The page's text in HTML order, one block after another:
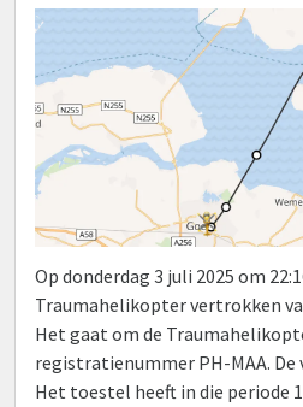
Op donderdag 3 juli 2025 om
Traumahelikopter vertrokken
Het gaat om de
registratienummer PH-MAA. De
Het toestel heeft in die periode